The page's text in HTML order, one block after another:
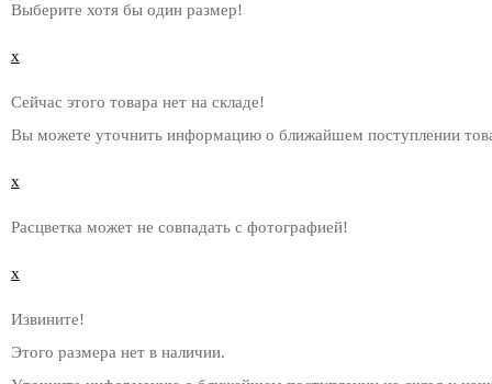
Выберите хотя бы один размер!
x
Сейчас этого товара нет на складе!
Вы можете уточнить информацию о ближайшем поступлении
x
Расцветка может не совпадать с фотографией!
x
Извините!
Этого размера нет в наличии.